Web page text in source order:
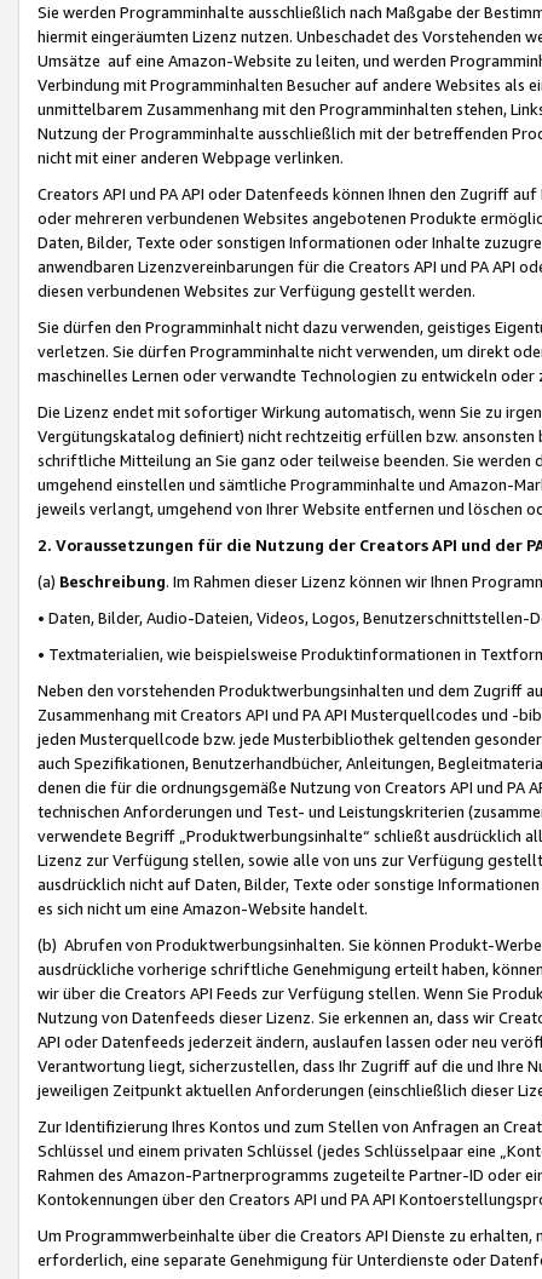
Sie werden Programminhalte ausschließlich nach Maßgabe der
hiermit eingeräumten Lizenz nutzen. Unbeschadet des Vorstehenden
Umsätze auf eine Amazon-Website zu leiten, und werden
Verbindung mit Programminhalten Besucher auf andere Websites als
unmittelbarem Zusammenhang mit den Programminhalten stehen,
Nutzung der Programminhalte ausschließlich mit der betreffenden
nicht mit einer anderen Webpage verlinken.
Creators API und PA API oder Datenfeeds können Ihnen den Zugriff
oder mehreren verbundenen Websites angebotenen Produkte
Daten, Bilder, Texte oder sonstigen Informationen oder Inhalte
anwendbaren Lizenzvereinbarungen für die Creators API und PA API
diesen verbundenen Websites zur Verfügung gestellt werden.
Sie dürfen den Programminhalt nicht dazu verwenden, geistiges
verletzen. Sie dürfen Programminhalte nicht verwenden, um direkt
maschinelles Lernen oder verwandte Technologien zu entwickeln
Die Lizenz endet mit sofortiger Wirkung automatisch, wenn Sie zu
Vergütungskatalog definiert) nicht rechtzeitig erfüllen bzw. ansonsten
schriftliche Mitteilung an Sie ganz oder teilweise beenden. Sie werden
umgehend einstellen und sämtliche Programminhalte und Amazon-
jeweils verlangt, umgehend von Ihrer Website entfernen und löschen
2. Voraussetzungen für die Nutzung der Creators API und der
(a) Beschreibung. Im Rahmen dieser Lizenz können wir Ihnen
• Daten, Bilder, Audio-Dateien, Videos, Logos, Benutzerschnittstellen-
• Textmaterialien, wie beispielsweise Produktinformationen in
Neben den vorstehenden Produktwerbungsinhalten und dem Zugriff
Zusammenhang mit Creators API und PA API Musterquellcodes und
jeden Musterquellcode bzw. jede Musterbibliothek geltenden
auch Spezifikationen, Benutzerhandbücher, Anleitungen,
denen die für die ordnungsgemäße Nutzung von Creators API und PA
technischen Anforderungen und Test- und Leistungskriterien
verwendete Begriff „Produktwerbungsinhalte“ schließt ausdrücklich
Lizenz zur Verfügung stellen, sowie alle von uns zur Verfügung
ausdrücklich nicht auf Daten, Bilder, Texte oder sonstige
es sich nicht um eine Amazon-Website handelt.
(b) Abrufen von Produktwerbungsinhalten. Sie können Produkt-
ausdrückliche vorherige schriftliche Genehmigung erteilt haben,
wir über die Creators API Feeds zur Verfügung stellen. Wenn Sie
Nutzung von Datenfeeds dieser Lizenz. Sie erkennen an, dass wir
API oder Datenfeeds jederzeit ändern, auslaufen lassen oder neu
Verantwortung liegt, sicherzustellen, dass Ihr Zugriff auf die und Ihre
jeweiligen Zeitpunkt aktuellen Anforderungen (einschließlich dieser
Zur Identifizierung Ihres Kontos und zum Stellen von Anfragen an
Schlüssel und einem privaten Schlüssel (jedes Schlüsselpaar eine
Rahmen des Amazon-Partnerprogramms zugeteilte Partner-ID oder
Kontokennungen über den Creators API und PA API
Um Programmwerbeinhalte über die Creators API Dienste zu
erforderlich, eine separate Genehmigung für Unterdienste oder